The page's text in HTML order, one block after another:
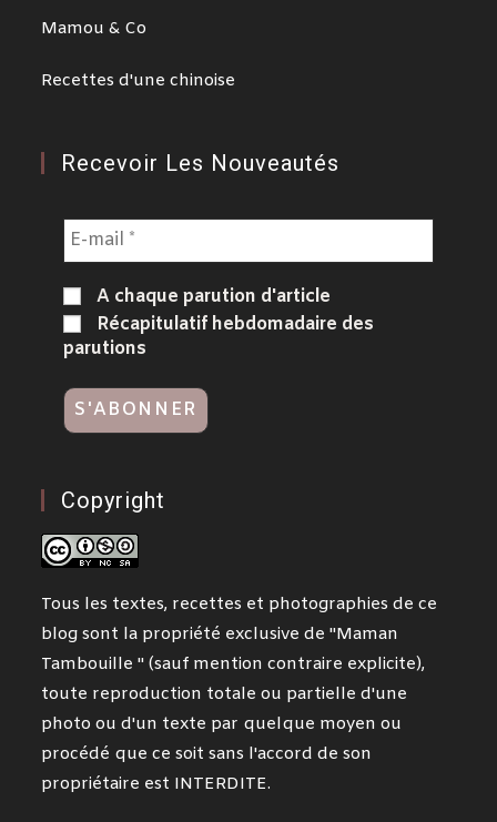
Mamou & Co
Recettes d'une chinoise
Recevoir Les Nouveautés
A chaque parution d'article
Récapitulatif hebdomadaire des
parutions
Copyright
Tous les textes, recettes et photographies de ce
blog sont la propriété exclusive de "Maman
Tambouille " (sauf mention contraire explicite),
toute reproduction totale ou partielle d'une
photo ou d'un texte par quelque moyen ou
procédé que ce soit sans l'accord de son
propriétaire est INTERDITE.